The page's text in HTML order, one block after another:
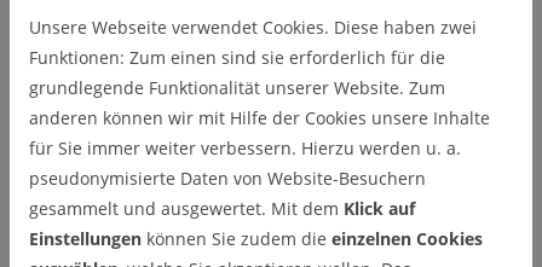
Situation während der
Corona-Pandemie
16.03.2020
Lehrveranstaltungen und Prüfungen des IEI
vorübergehend ausgesetzt
Sehr geehrte Studierende,
Unsere Webseite verwendet Cookies. Diese haben zwei
Funktionen: Zum einen sind sie erforderlich für die
grundlegende Funktionalität unserer Website. Zum
anderen können wir mit Hilfe der Cookies unsere Inhalte
für Sie immer weiter verbessern. Hierzu werden u. a.
pseudonymisierte Daten von Website-Besuchern
gesammelt und ausgewertet. Mit dem Klick auf
Einstellungen können Sie zudem die einzelnen Cookies